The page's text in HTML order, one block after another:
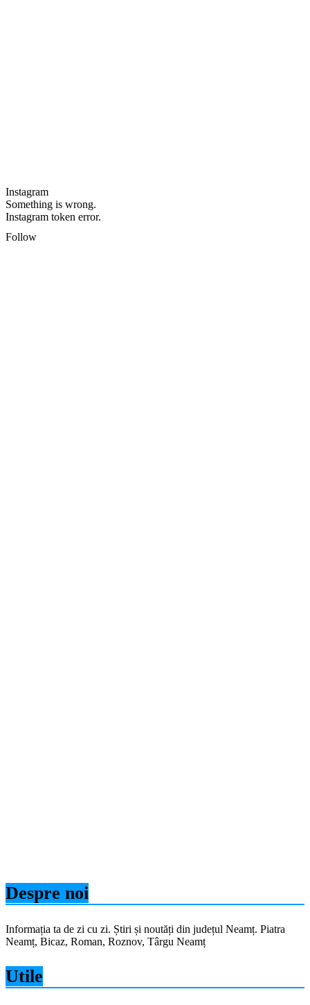
Instagram
Something is wrong.
Instagram token error.
Follow
Despre noi
Informația ta de zi cu zi. Știri și noutăți din județul Neamț. Piatra
Neamț, Bicaz, Roman, Roznov, Târgu Neamț
Utile